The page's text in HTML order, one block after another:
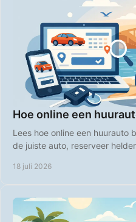
Hoe online een
Lees hoe online een huurauto
de juiste auto, reserveer
18 juli 2026